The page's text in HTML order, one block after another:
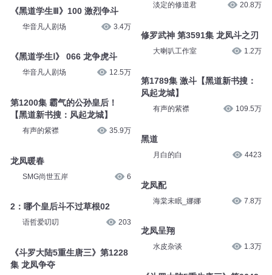
《黑道学生Ⅲ》100 激烈争斗
华音凡人剧场 3.4万
《黑道学生Ⅰ》 066 龙争虎斗
华音凡人剧场 12.5万
第1200集 霸气的公孙皇后！
【黑道新书搜：风起龙城】
有声的紫襟 35.9万
龙凤暖春
SMG尚世五岸 6
2：哪个皇后斗不过草根02
语哲爱叨叨 203
《斗罗大陆5重生唐三》第1228
集 龙凤争夺
淡定的修道君 20.8万
修罗武神 第3591集 龙凤斗之刃
大喇叭工作室 1.2万
第1789集 激斗【黑道新书搜：
风起龙城】
有声的紫襟 109.5万
黑道
月白的白 4423
龙凤配
海棠未眠_娜娜 7.8万
龙凤呈翔
水皮杂谈 1.3万